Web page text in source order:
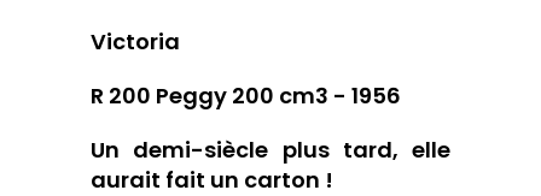
Victoria
R 200 Peggy 200 cm3 - 1956
Un demi-siècle plus tard, elle
aurait fait un carton !